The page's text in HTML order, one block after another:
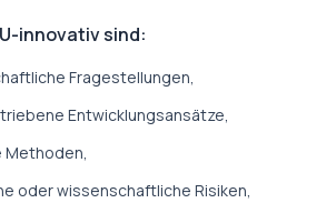
innovativ sind:
Fragestellungen,
Entwicklungsansätze,
Methoden,
oder wissenschaftliche Risiken,